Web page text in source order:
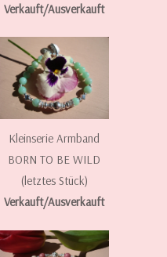
Verkauft/Ausverkauft
Kleinserie Armband
BORN TO BE WILD
(letztes Stück)
Verkauft/Ausverkauft